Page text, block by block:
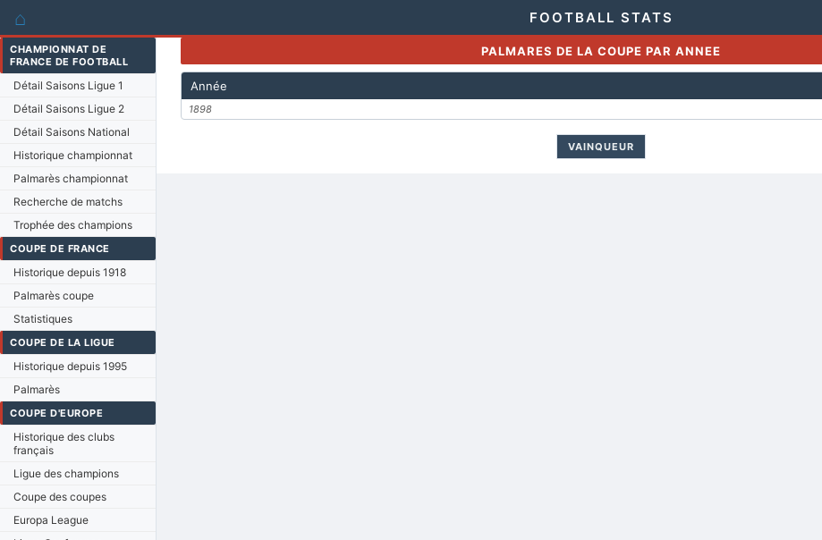
⌂ FOOTBALL STATS
CHAMPIONNAT DE
FRANCE DE FOOTBALL
Détail Saisons Ligue 1
Détail Saisons Ligue 2
Détail Saisons National
Historique championnat
Palmarès championnat
Recherche de matchs
Trophée des champions
COUPE DE FRANCE
Historique depuis 1918
Palmarès coupe
Statistiques
COUPE DE LA LIGUE
Historique depuis 1995
Palmarès
COUPE D'EUROPE
Historique des clubs
français
Ligue des champions
Coupe des coupes
Europa League
PALMARES DE LA COUPE PAR ANNEE
Année
1898
VAINQUEUR